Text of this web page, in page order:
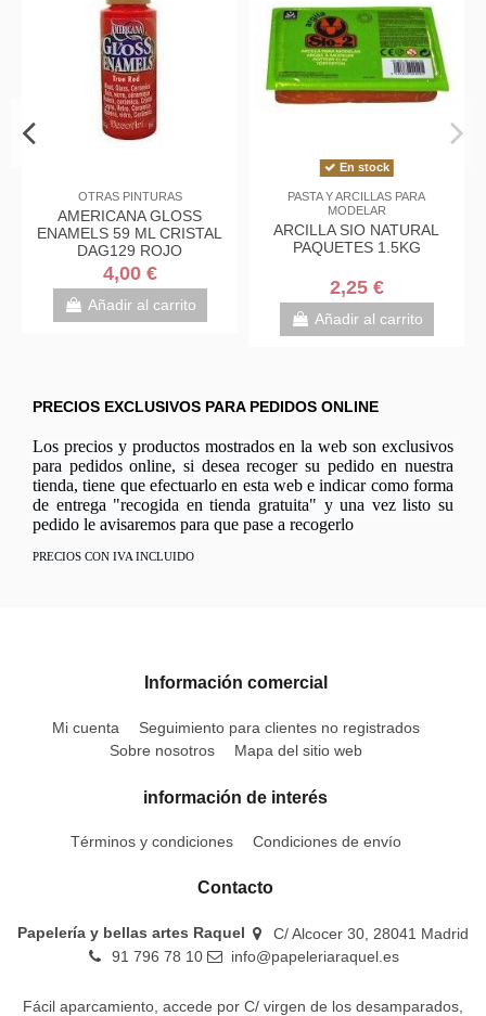
OTRAS PINTURAS
AMERICANA GLOSS
ENAMELS 59 ML CRISTAL
DAG129 ROJO
VERDADERO
4,00 €
Añadir al carrito
En stock
PASTA Y ARCILLAS PARA
MODELAR
ARCILLA SIO NATURAL
PAQUETES 1.5KG
2,25 €
Añadir al carrito
PRECIOS EXCLUSIVOS PARA PEDIDOS ONLINE
Los precios y productos mostrados en la web son exclusivos
para pedidos online, si desea recoger su pedido en nuestra
tienda, tiene que efectuarlo en esta web e indicar como forma
de entrega "recogida en tienda gratuita" y una vez listo su
pedido le avisaremos para que pase a recogerlo
PRECIOS CON IVA INCLUIDO
Información comercial
Mi cuenta
Seguimiento para clientes no registrados
Sobre nosotros
Mapa del sitio web
información de interés
Términos y condiciones Condiciones de envío
Contacto
Papelería y bellas artes Raquel
C/ Alcocer 30, 28041 Madrid
91 796 78 10
info@papeleriaraquel.es
Fácil aparcamiento, accede por C/ virgen de los desamparados,